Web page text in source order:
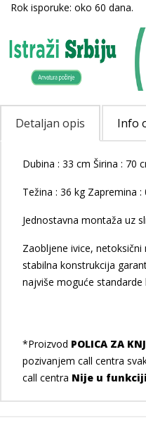
Rok isporuke: oko 60 dana.
Detaljan opis Info
Dubina : 33 cm Širina : 70
Težina : 36 kg Zapremina
Jednostavna montaža uz
Zaobljene ivice,
stabilna konstrukcija
najviše moguće
*Proizvod POLICA ZA
pozivanjem call centra
call centra Nije u funkciji